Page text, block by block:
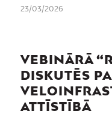
23/03/2026
VEBINĀRĀ
DISKUTĒS
ATTĪSTĪBĀ